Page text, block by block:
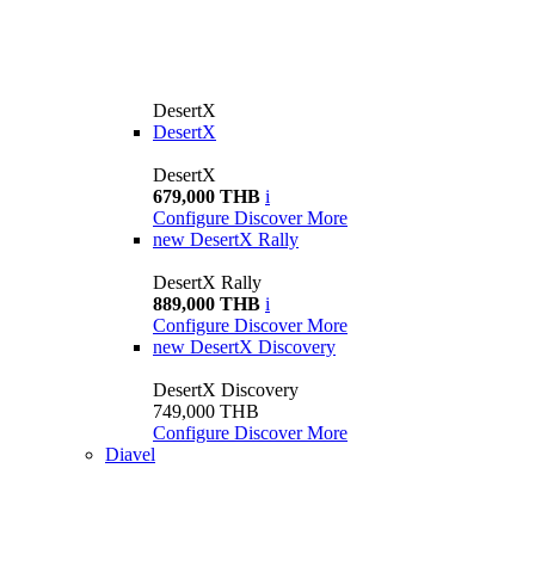
DesertX
DesertX
DesertX
679,000 THB i
Configure Discover More
new DesertX Rally
DesertX Rally
889,000 THB i
Configure Discover More
new DesertX Discovery
DesertX Discovery
749,000 THB
Configure Discover More
Diavel